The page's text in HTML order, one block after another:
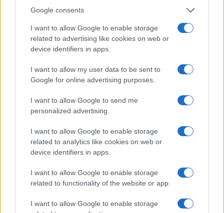
Google consents
I want to allow Google to enable storage
related to advertising like cookies on web or
device identifiers in apps.
I want to allow my user data to be sent to
Google for online advertising purposes.
I want to allow Google to send me
personalized advertising.
I want to allow Google to enable storage
related to analytics like cookies on web or
device identifiers in apps.
I want to allow Google to enable storage
related to functionality of the website or app.
I want to allow Google to enable storage
Codacons denuncia: i problemi che affliggono la Sicilia
tra carburanti, spiagge e incendi
NEWS E ATTUALITÀ